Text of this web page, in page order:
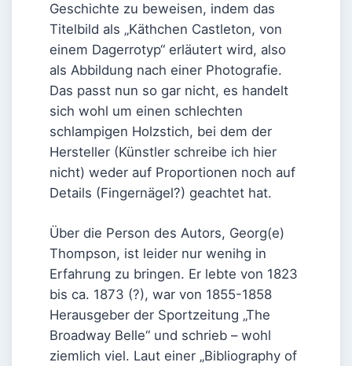
Geschichte zu beweisen, indem das
Titelbild als „Käthchen Castleton, von
einem Dagerrotyp“ erläutert wird, also
als Abbildung nach einer Photografie.
Das passt nun so gar nicht, es handelt
sich wohl um einen schlechten
schlampigen Holzstich, bei dem der
Hersteller (Künstler schreibe ich hier
nicht) weder auf Proportionen noch auf
Details (Fingernägel?) geachtet hat.
Über die Person des Autors, Georg(e)
Thompson, ist leider nur wenihg in
Erfahrung zu bringen. Er lebte von 1823
bis ca. 1873 (?), war von 1855-1858
Herausgeber der Sportzeitung „The
Broadway Belle“ und schrieb – wohl
ziemlich viel. Laut einer „Bibliography of